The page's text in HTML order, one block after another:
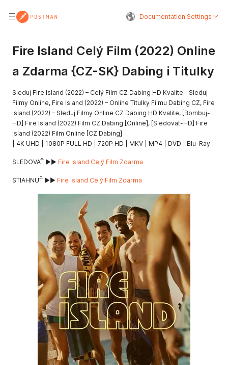
Documentation Settings
Fire Island Celý Film (2022) Online
a Zdarma {CZ-SK} Dabing i Titulky
Sleduj Fire Island (2022) – Celý Film CZ Dabing HD Kvalite | Sleduj
Filmy Online, Fire Island (2022) – Online Titulky Filmu Dabing CZ, Fire
Island (2022) – Sleduj Filmy Online CZ Dabing HD Kvalite, [Bombuj-
HD] Fire Island (2022) Film CZ Dabing [Online], [Sledovat-HD] Fire
Island (2022) Film Online [CZ Dabing]
| 4K UHD | 1080P FULL HD | 720P HD | MKV | MP4 | DVD | Blu-Ray |
SLEDOVAŤ ▶️▶️ Fire Island Celý Film Zdarma
STIAHNUŤ ▶️▶️ Fire Island Celý Film Zdarma